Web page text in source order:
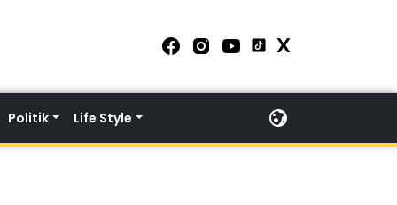
Politik Life Style